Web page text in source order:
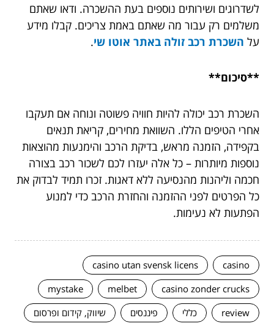
לשדרוגים ושירותים נוספים בעת ההשכרה. ודאו שאתם
משלמים רק עבור מה שאתם באמת צריכים. קבלו מידע
על השכרת רכב זולה באתר אוטו שי.
**סיכום**
השכרת רכב יכולה להיות חוויה פשוטה ונוחה אם תעקבו
אחרי הטיפים הללו. השוואת מחירים, קריאת תנאים
בקפידה, הזמנה מראש, בדיקת הרכב והימנעות מהוצאות
נוספות מיותרות – כל אלה יעזרו לכם לשכור רכב בצורה
חכמה וליהנות מהנסיעה ללא דאגות. זכרו תמיד לבדוק את
כל הפרטים לפני ההזמנה והחזרת הרכב כדי למנוע
הפתעות לא נעימות.
casino
casino utan svensk licens
casino zonder crucks
melbet
mystake
review
כללי פיננסים שיווק, קידום ופרסום